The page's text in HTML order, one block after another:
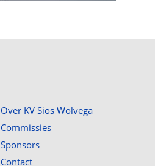
Over KV Sios Wolvega
Commissies
Sponsors
Contact